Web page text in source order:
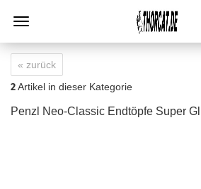
« zurück
2Artikel in dieser Kategorie
Penzl Neo-Classic Endtöpfe Super